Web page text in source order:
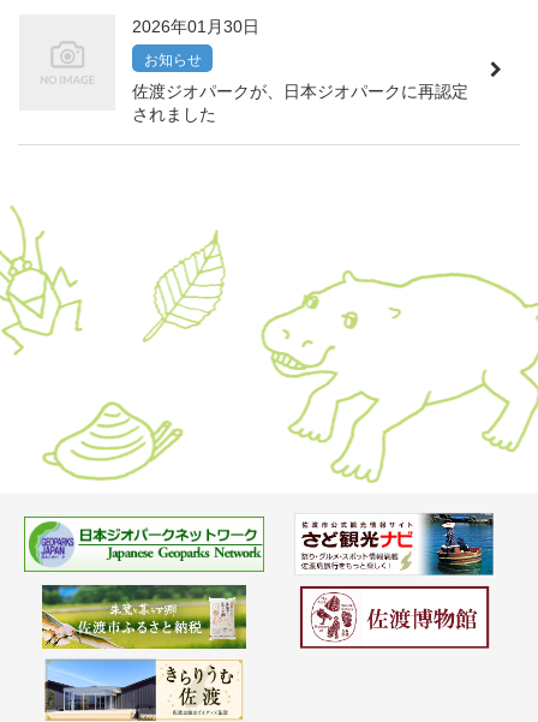
2026年01月30日
お知らせ
佐渡ジオパークが、日本ジオパークに再認定
されました